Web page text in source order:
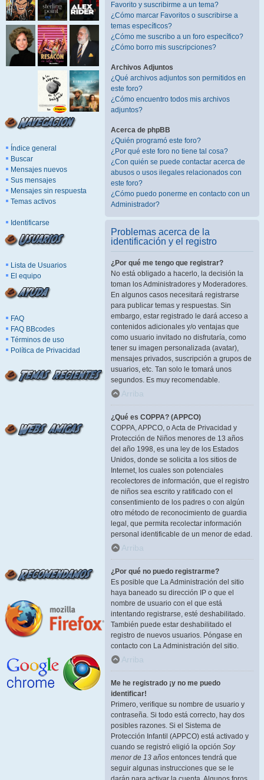
Índice general
Buscar
Mensajes nuevos
Sus mensajes
Mensajes sin respuesta
Temas activos
Identificarse
Lista de Usuarios
El equipo
FAQ
FAQ BBcodes
Términos de uso
Política de Privacidad
Favorito y suscribirme a un tema?
¿Cómo marcar Favoritos o suscribirse a
temas específicos?
¿Cómo me suscribo a un foro específico?
¿Cómo borro mis suscripciones?
Archivos Adjuntos
¿Qué archivos adjuntos son permitidos en
este foro?
¿Cómo encuentro todos mis archivos
adjuntos?
Acerca de phpBB
¿Quién programó este foro?
¿Por qué este foro no tiene tal cosa?
¿Con quién se puede contactar acerca de
abusos o usos ilegales relacionados con
este foro?
¿Cómo puedo ponerme en contacto con un
Administrador?
Problemas acerca de la
identificación y el registro
¿Por qué me tengo que registrar?
No está obligado a hacerlo, la decisión la
toman los Administradores y Moderadores.
En algunos casos necesitará registrarse
para publicar temas y respuestas. Sin
embargo, estar registrado le dará acceso a
contenidos adicionales y/o ventajas que
como usuario invitado no disfrutaría, como
tener su imagen personalizada (avatar),
mensajes privados, suscripción a grupos de
usuarios, etc. Tan solo le tomará unos
segundos. Es muy recomendable.
Arriba
¿Qué es COPPA? (APPCO)
COPPA, APPCO, o Acta de Privacidad y
Protección de Niños menores de 13 años
del año 1998, es una ley de los Estados
Unidos, donde se solicita a los sitios de
Internet, los cuales son potenciales
recolectores de información, que el registro
de niños sea escrito y ratificado con el
consentimiento de los padres o con algún
otro método de reconocimiento de guardia
legal, que permita recolectar información
personal identificable de un menor de edad.
Arriba
¿Por qué no puedo registrarme?
Es posible que La Administración del sitio
haya baneado su dirección IP o que el
nombre de usuario con el que está
intentando registrarse, esté deshabilitado.
También puede estar deshabilitado el
registro de nuevos usuarios. Póngase en
contacto con La Administración del sitio.
Arriba
Me he registrado ¡y no me puedo
identificar!
Primero, verifique su nombre de usuario y
contraseña. Si todo está correcto, hay dos
posibles razones. Si el Sistema de
Protección Infantil (APPCO) está activado y
cuando se registró eligió la opción Soy
menor de 13 años entonces tendrá que
seguir algunas instrucciones que se le